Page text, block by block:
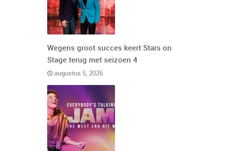
Wegens groot succes keert Stars on
Stage terug met seizoen 4
augustus 5, 2026